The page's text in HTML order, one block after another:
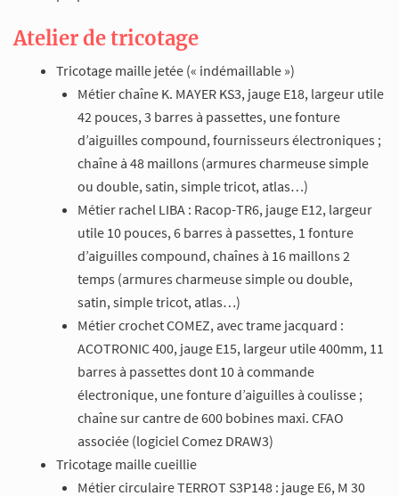
Atelier de tricotage
Tricotage maille jetée (« indémaillable »)
Métier chaîne K. MAYER KS3, jauge E18, largeur utile
42 pouces, 3 barres à passettes, une fonture
d’aiguilles compound, fournisseurs électroniques ;
chaîne à 48 maillons (armures charmeuse simple
ou double, satin, simple tricot, atlas…)
Métier rachel LIBA : Racop-TR6, jauge E12, largeur
utile 10 pouces, 6 barres à passettes, 1 fonture
d’aiguilles compound, chaînes à 16 maillons 2
temps (armures charmeuse simple ou double,
satin, simple tricot, atlas…)
Métier crochet COMEZ, avec trame jacquard :
ACOTRONIC 400, jauge E15, largeur utile 400mm, 11
barres à passettes dont 10 à commande
électronique, une fonture d’aiguilles à coulisse ;
chaîne sur cantre de 600 bobines maxi. CFAO
associée (logiciel Comez DRAW3)
Tricotage maille cueillie
Métier circulaire TERROT S3P148 : jauge E6, M 30